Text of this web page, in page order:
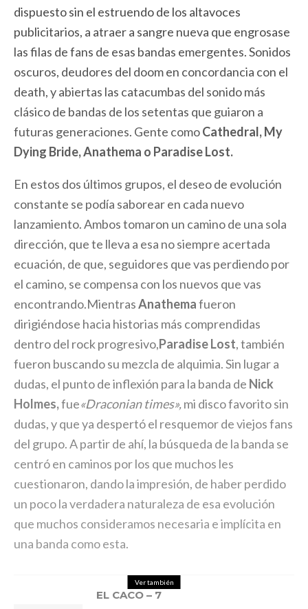
dispuesto sin el estruendo de los altavoces
publicitarios, a atraer a sangre nueva que engrosase
las filas de fans de esas bandas emergentes. Sonidos
oscuros, deudores del doom en concordancia con el
death, y abiertas las catacumbas del sonido más
clásico de bandas de los setentas que guiaron a
futuras generaciones. Gente comoCathedral, My
Dying Bride, Anathema o Paradise Lost.
En estos dos últimos grupos, el deseo de evolución
constante se podía saborear en cada nuevo
lanzamiento. Ambos tomaron un camino de una sola
dirección, que te lleva a esa no siempre acertada
ecuación, de que, seguidores que vas perdiendo por
el camino, se compensa con los nuevos que vas
encontrando.MientrasAnathemafueron
dirigiéndose hacia historias más comprendidas
dentro del rock progresivo,Paradise Lost, también
fueron buscando su mezcla de alquimia. Sin lugar a
dudas, el punto de inflexión para la banda de Nick
Holmes,fue«Draconian times»,mi disco favorito sin
dudas, y que ya despertó el resquemor de viejos fans
del grupo. A partir de ahí, la búsqueda de la banda se
centró en caminos por los que muchos les
cuestionaron, dando la impresión, de haber perdido
un poco la verdadera naturaleza de esa evolución
que muchos consideramos necesaria e implícita en
una banda como esta.
Ver también
EL CACO – 7